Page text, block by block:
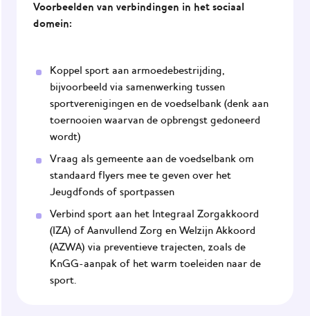
Voorbeelden van verbindingen in het sociaal
domein:
Koppel sport aan armoedebestrijding,
bijvoorbeeld via samenwerking tussen
sportverenigingen en de voedselbank (denk aan
toernooien waarvan de opbrengst gedoneerd
wordt)
Vraag als gemeente aan de voedselbank om
standaard flyers mee te geven over het
Jeugdfonds of sportpassen
Verbind sport aan het Integraal Zorgakkoord
(IZA) of Aanvullend Zorg en Welzijn Akkoord
(AZWA) via preventieve trajecten, zoals de
KnGG-aanpak of het warm toeleiden naar de
sport.